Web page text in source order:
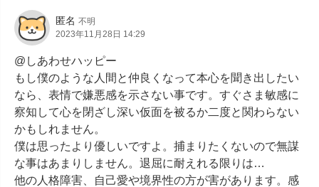
匿名 不明
2023年11月28日 14:29
@しあわせハッピー
もし僕のような人間と仲良くなって本心を聞き出したい
なら、表情で嫌悪感を示さない事です。すぐさま敏感に
察知して心を閉ざし深い仮面を被るか二度と関わらない
かもしれません。
僕は思ったより優しいですよ。捕まりたくないので無謀
な事はあまりしません。退屈に耐えれる限りは…
他の人格障害、自己愛や境界性の方が害があります。感